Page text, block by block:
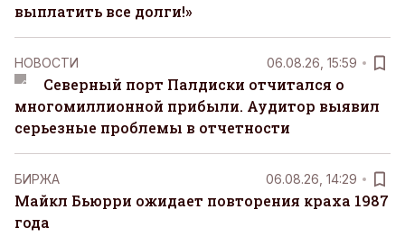
выплатить все долги!»
НОВОСТИ 06.08.26, 15:59
Северный порт Палдиски отчитался о
многомиллионной прибыли. Аудитор выявил
серьезные проблемы в отчетности
БИРЖА 06.08.26, 14:29
Майкл Бьюрри ожидает повторения краха 1987
года